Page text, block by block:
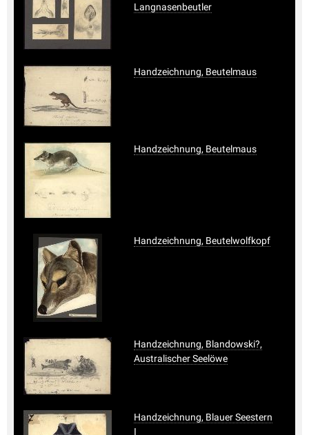
Langnasenbeutler
Handzeichnung, Beutelmaus
Handzeichnung, Beutelmaus
Handzeichnung, Beutelwolfkopf
Handzeichnung, Blandowski?,
Australischer Seelöwe
Handzeichnung, Blauer Seestern
I